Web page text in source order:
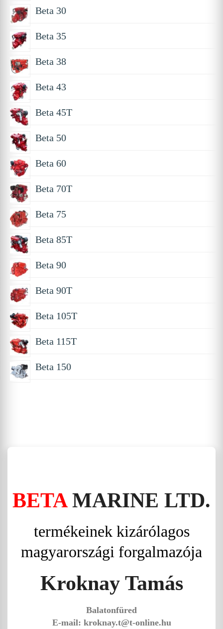
Beta 30
Beta 35
Beta 38
Beta 43
Beta 45T
Beta 50
Beta 60
Beta 70T
Beta 75
Beta 85T
Beta 90
Beta 90T
Beta 105T
Beta 115T
Beta 150
BETAMARINE LTD.
termékeinek kizárólagos
magyarországi forgalmazója
Kroknay Tamás
Balatonfüred
E-mail: kroknay.t@t-online.hu